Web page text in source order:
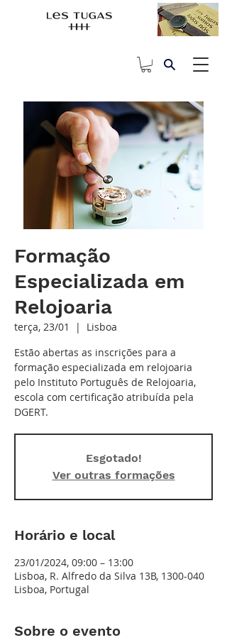
Formação
Especializada em
Relojoaria
terça, 23/01
  |
Lisboa
Estão abertas as inscrições para a
formação especializada em relojoaria
pelo Instituto Português de Relojoaria,
escola com certificação atribuída pela
DGERT.
Esgotado!
Ver outras formações
Horário e local
23/01/2024, 09:00 – 13:00
Lisboa, R. Alfredo da Silva 13B, 1300-040
Lisboa, Portugal
Sobre o evento